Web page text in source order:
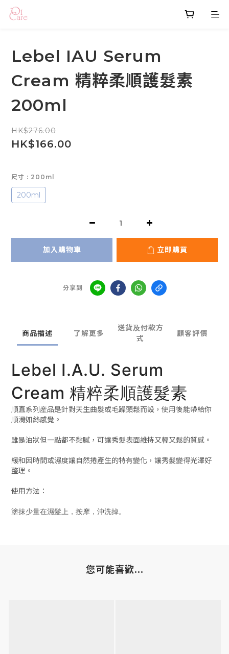
Lebel IAU Serum
Cream 精粹柔順護髮素
200ml
HK$276.00
HK$166.00
尺寸 : 200ml
200ml
加入購物車 立即購買
分享到
商品描述 了解更多
送貨及付款方
式
顧客評價
Lebel I.A.U. Serum
Cream 精粹柔順護髮素
順直系列産品是針對天生曲髮或毛躁頭鬆而設，使用後能帶給你
順滑如絲感覺。
雖是油狀但一點都不黏膩，可讓秀髮表面維持又輕又鬆的質感。
緩和因時間或濕度讓自然捲產生的特有變化，讓秀髮變得光澤好
整理。
使用方法：
塗抹少量在濕髮上，按摩，沖洗掉。
您可能喜歡...